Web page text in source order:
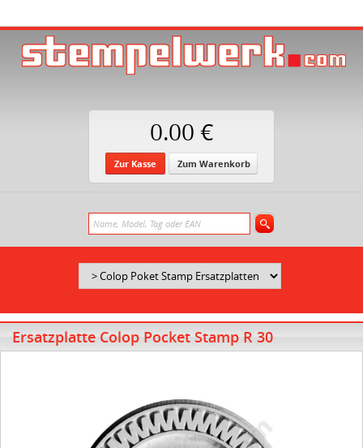
0.00 €
Zur Kasse Zum Warenkorb
Ersatzplatte Colop Pocket Stamp R 30